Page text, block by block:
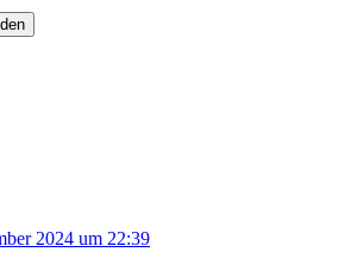
2024 um 22:39